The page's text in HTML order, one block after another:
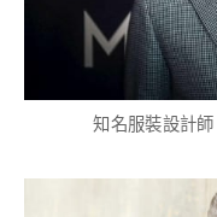
知名服裝設計